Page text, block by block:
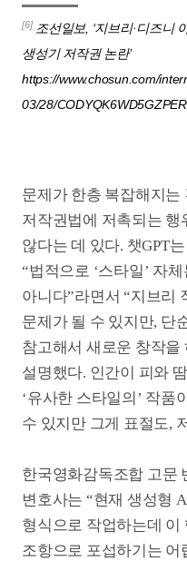
루브르 박물관에 전시된 모
벌이는 ‘예술 논쟁’을 다룬
전체 분량을 생성형
도전적 태도로 활용해야 할 AI
생성형 AI가 보여줄 미래에
공존하는 와중에도 이를 활용
계속되고 있다. <마테오
작업해 온 문신우·정주원 감
<라파엘> 제작에 돌입한다.
천주교 신부가 된 안드로이드
기간은 약 6개월, 제작비는 주
비용으로 1억 원 규모다. 양익
AI로 제작한 70분 분량의 SF
하는 사례는 해외에서도 국내
작업 의미를 짚었다.